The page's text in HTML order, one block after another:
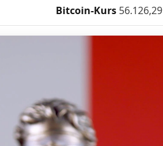
Bitcoin-Kurs 56.126,29